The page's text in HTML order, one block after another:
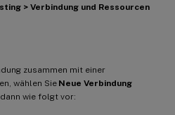
> Verbindung und Ressourcen
zusammen mit einer
wählen Sie Neue Verbindung
wie folgt vor: